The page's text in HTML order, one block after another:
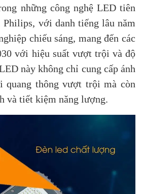
những công nghệ LED tiên
Philips, với danh tiếng lâu năm
chiếu sáng, mang đến các
với hiệu suất vượt trội và độ
này không chỉ cung cấp ánh
quang thông vượt trội mà còn
và tiết kiệm năng lượng.